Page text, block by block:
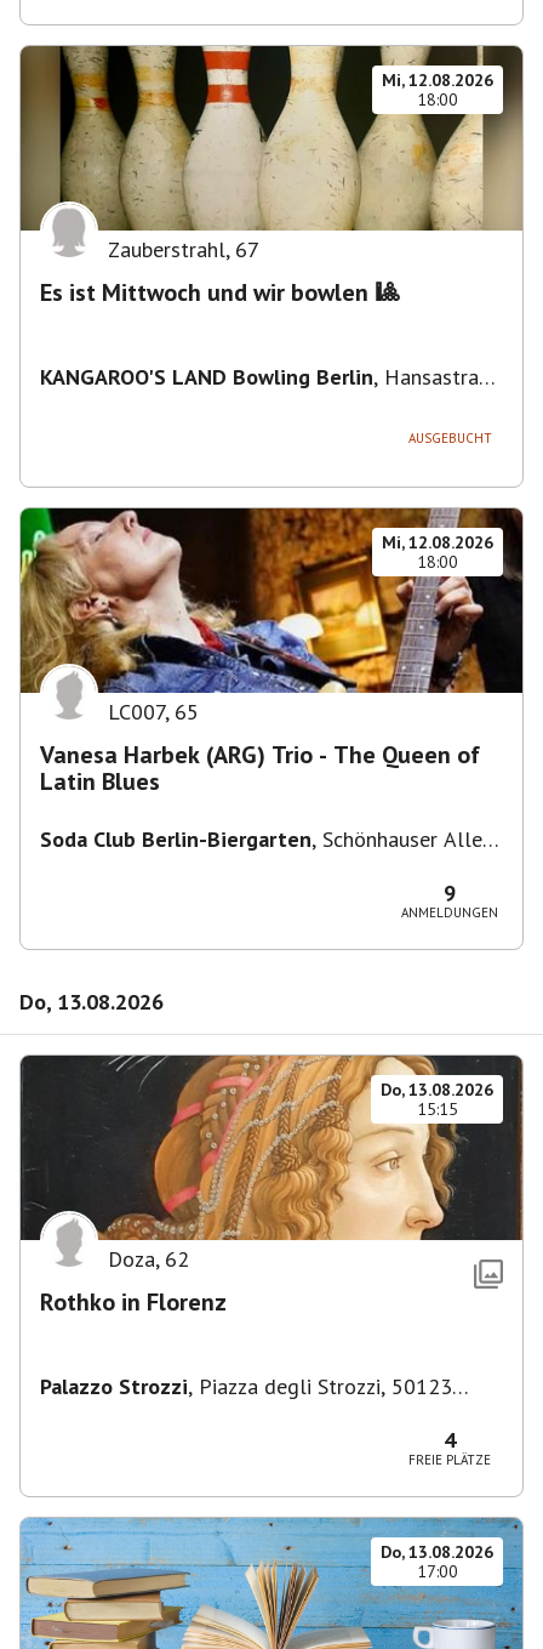
Mi, 12.08.2026
18:00
Zauberstrahl, 67
Es ist Mittwoch und wir bowlen 🎱
KANGAROO'S LAND Bowling Berlin, Hansastraße
AUSGEBUCHT
Mi, 12.08.2026
18:00
LC007, 65
Vanesa Harbek (ARG) Trio - The Queen of
Latin Blues
Soda Club Berlin-Biergarten, Schönhauser Allee
9
ANMELDUNGEN
Do, 13.08.2026
Do, 13.08.2026
15:15
Doza, 62
Rothko in Florenz
Palazzo Strozzi, Piazza degli Strozzi, 50123
4
FREIE PLÄTZE
Do, 13.08.2026
17:00